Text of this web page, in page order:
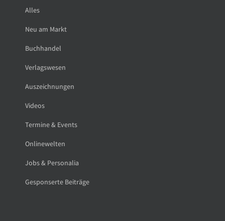
Alles
Neu am Markt
Buchhandel
Verlagswesen
Auszeichnungen
Videos
Termine & Events
Onlinewelten
Jobs & Personalia
Gesponserte Beiträge